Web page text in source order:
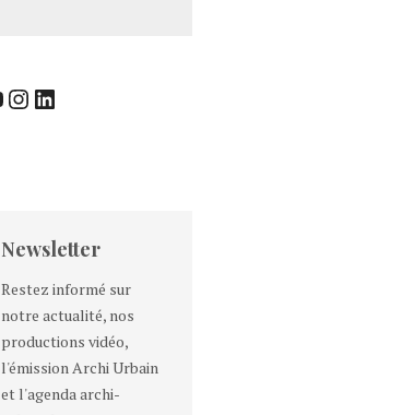
InstagramLinkedIn
Newsletter
Restez informé sur
notre actualité, nos
productions vidéo,
l'émission Archi Urbain
et l'agenda archi-